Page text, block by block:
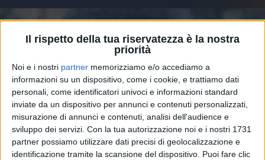
Il rispetto della tua riservatezza è la nostra
priorità
Noi e i nostri partner memorizziamo e/o accediamo a
informazioni su un dispositivo, come i cookie, e trattiamo dati
personali, come identificatori univoci e informazioni standard
inviate da un dispositivo per annunci e contenuti personalizzati,
misurazione di annunci e contenuti, analisi dell'audience e
sviluppo dei servizi. Con la tua autorizzazione noi e i nostri 1731
partner possiamo utilizzare dati precisi di geolocalizzazione e
identificazione tramite la scansione del dispositivo. Puoi fare clic